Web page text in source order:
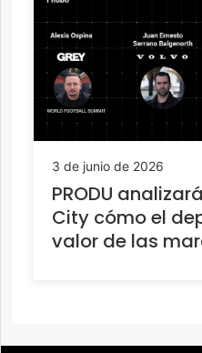
3 de junio de 2026
PRODU
City cómo el
valor de las